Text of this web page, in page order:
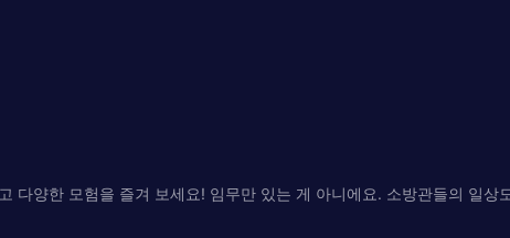
다양한 모험을 즐겨 보세요! 임무만 있는 게 아니에요. 소방관들의 일